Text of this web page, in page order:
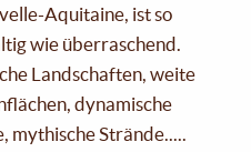
Aquitaine, ist so
wie überraschend.
Landschaften, weite
dynamische
mythische Strände.....